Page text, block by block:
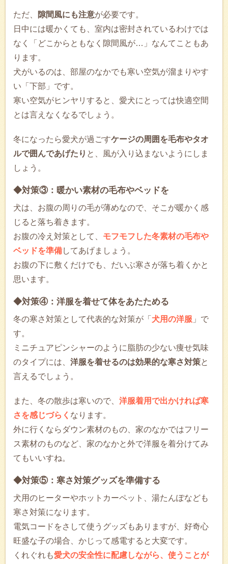
ただ、 隙間風にも注意が必要です。
日中には暖かくても、室内は密封されているわけでは
なく「どこからともなく隙間風が…」なんてこともあ
ります。
犬がいるのは、部屋のなかでも寒い空気が溜まりやす
い「下部」です。
寒い空気がヒンヤリすると、愛犬にとっては快適空間
とは言えなくなるでしょう。
冬になったら愛犬が過ごすケージの周囲を毛布やタオ
ルで囲んであげたり と、風が入り込まないようにしま
しょう。
◆対策③：暖かい素材の毛布やベッドを
犬は、お腹の周りの毛が薄めなので、そこが暖かく感
じると落ち着きます。
お腹の冷え対策として、 モフモフした冬素材の毛布や
ベッドを準備してあげましょう。
お腹の下に敷くだけでも、だいぶ寒さが落ち着くかと
思います。
◆対策④：洋服を着せて体をあたためる
冬の寒さ対策として代表的な対策が「 犬用の洋服 」で
す。
ミニチュアピンシャーのように脂肪の少ない痩せ気味
のタイプには、 洋服を着せるのは効果的な寒さ対策と
言えるでしょう。
また、冬の散歩は寒いので、 洋服着用で出かければ寒
さを感じづらく なります。
外に行くならダウン素材のもの、家のなかではフリー
ス素材のものなど、家のなかと外で洋服を着分けてみ
てもいいすね。
◆対策⑤：寒さ対策グッズを準備する
犬用のヒーターやホットカーペット、湯たんぽなども
寒さ対策になります。
電気コードをさして使うグッズもありますが、好奇心
旺盛な子の場合、かじって感電すると大変です。
くれぐれも愛犬の安全性に配慮しながら、使うことが